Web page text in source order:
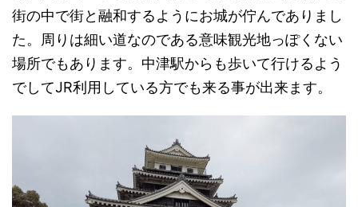
街の中で街と融和するようにお城が佇んでありまし
た。周りは細い道なのである意味観光地っぽくない
場所でもあります。中津駅からも歩いて行けるよう
でしてJR利用している方でも来る事が出来ます。